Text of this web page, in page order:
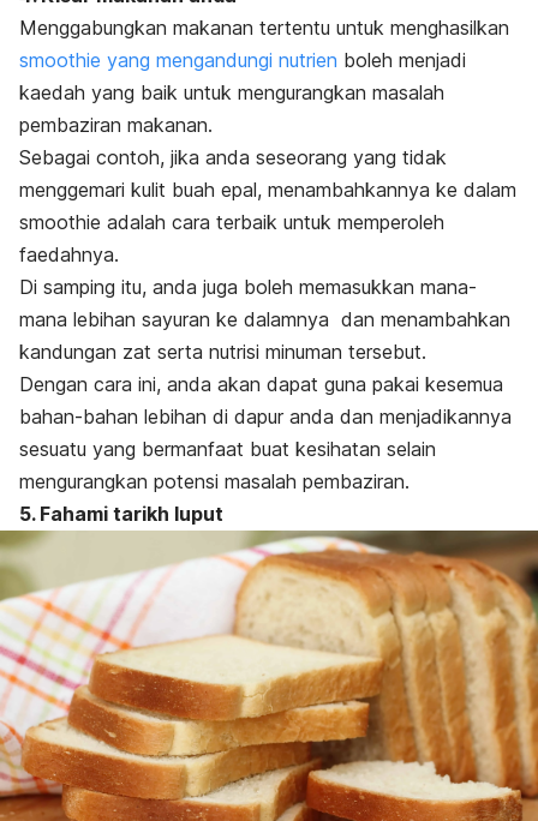
Menggabungkan makanan tertentu untuk menghasilkan
smoothie yang mengandungi nutrien boleh menjadi
kaedah yang baik untuk mengurangkan masalah
pembaziran makanan.
Sebagai contoh, jika anda seseorang yang tidak
menggemari kulit buah epal, menambahkannya ke dalam
smoothie adalah cara terbaik untuk memperoleh
faedahnya.
Di samping itu, anda juga boleh memasukkan mana-
mana lebihan sayuran ke dalamnya dan menambahkan
kandungan zat serta nutrisi minuman tersebut.
Dengan cara ini, anda akan dapat guna pakai kesemua
bahan-bahan lebihan di dapur anda dan menjadikannya
sesuatu yang bermanfaat buat kesihatan selain
mengurangkan potensi masalah pembaziran.
5. Fahami tarikh luput